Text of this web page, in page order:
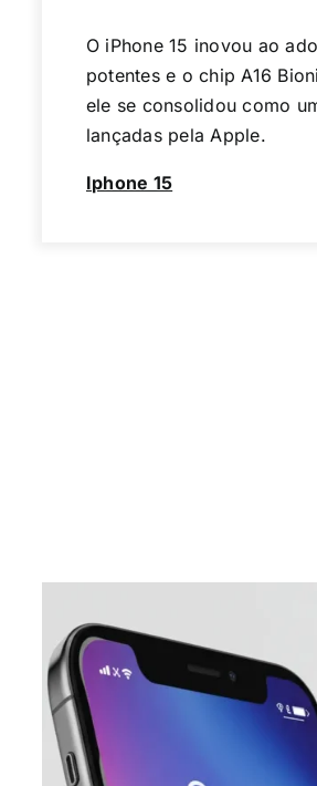
O iPhone 15 inovou ao
potentes e o chip A16
ele se consolidou como
lançadas pela Apple.
Iphone 15